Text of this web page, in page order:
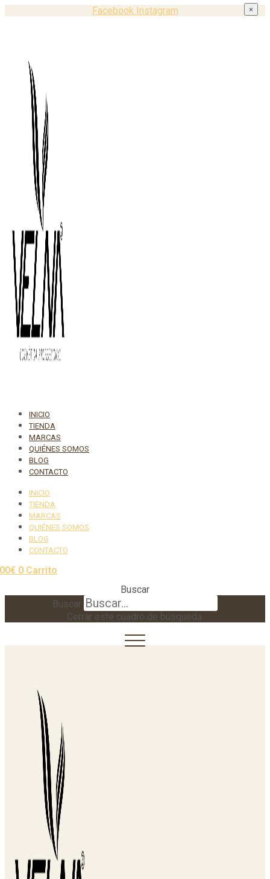
Facebook Instagram
INICIO
TIENDA
MARCAS
QUIÉNES SOMOS
BLOG
CONTACTO
INICIO
TIENDA
MARCAS
QUIÉNES SOMOS
BLOG
CONTACTO
€ 0 Carrito
Buscar
Buscar
Cerrar este cuadro de búsqueda.
×